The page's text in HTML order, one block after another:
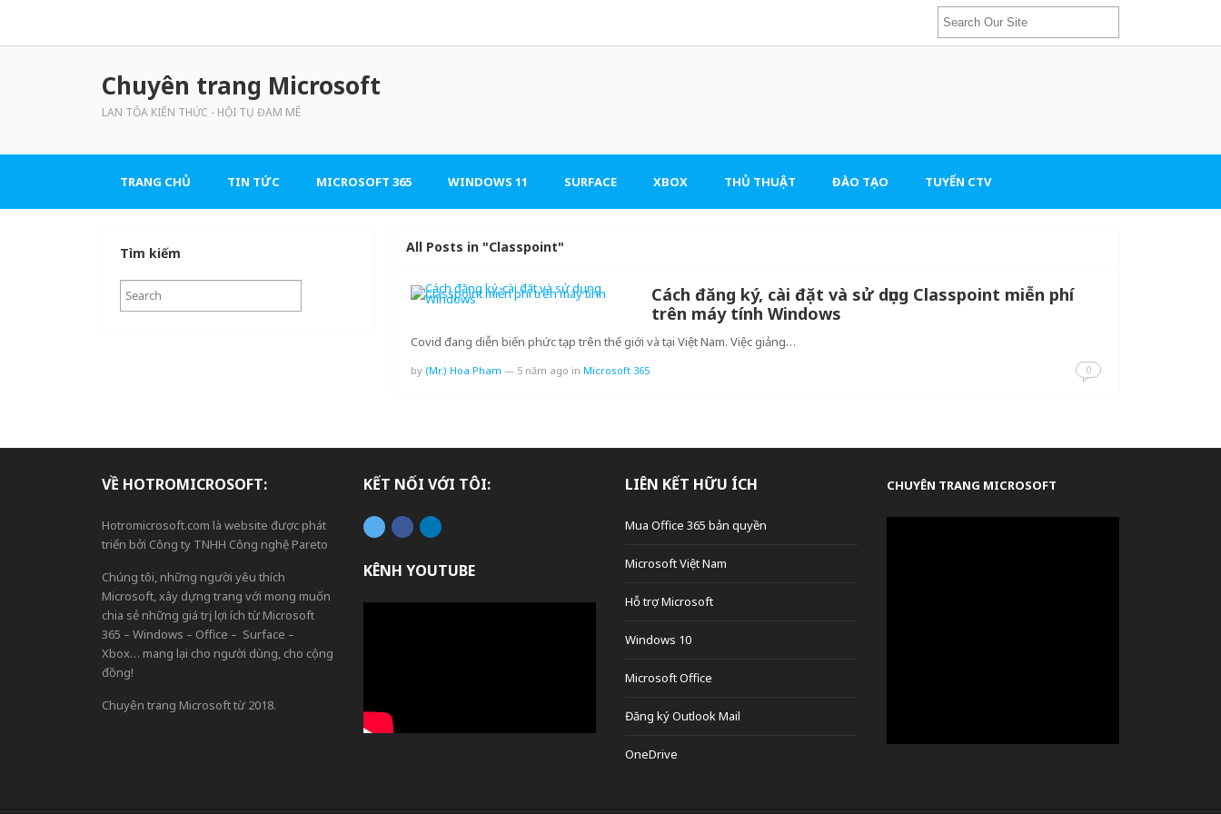
Chuyên trang Microsoft
LAN TỎA KIẾN THỨC - HỘI TỤ ĐAM MÊ
TRANG CHỦ TIN TỨC MICROSOFT 365 WINDOWS 11 SURFACE XBOX THỦ THUẬT ĐÀO TẠO TUYỂN CTV
All Posts in "Classpoint"
Cách đăng ký, cài đặt và sử dụng Classpoint miễn phí
trên máy tính Windows
Covid đang diễn biến phức tạp trên thế giới và tại Việt Nam. Việc giảng…
by (Mr.) Hoa Pham — 5 năm ago in Microsoft 365 0
Tìm kiếm
VỀ HOTROMICROSOFT:
Hotromicrosoft.com là website được phát
triển bởi Công ty TNHH Công nghệ Pareto
Chúng tôi, những người yêu thích
Microsoft, xây dựng trang với mong muốn
chia sẻ những giá trị, lợi ích từ Microsoft
365 – Windows – Office – Surface –
Xbox… mang lại cho người dùng, cho cộng
đồng!
Chuyên trang Microsoft từ 2018.
KẾT NỐI VỚI TÔI:
KÊNH YOUTUBE
LIÊN KẾT HỮU ÍCH
Mua Office 365 bản quyền
Microsoft Việt Nam
Hỗ trợ Microsoft
Windows 10
Microsoft Office
Đăng ký Outlook Mail
OneDrive
CHUYÊN TRANG MICROSOFT